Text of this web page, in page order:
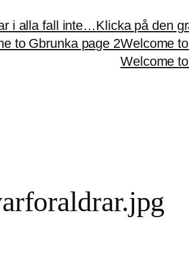
i alla fall inte…Klicka på den
to Gbrunka page 2Welcome
Welcome